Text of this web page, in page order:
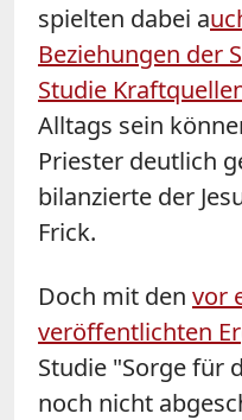
spielten dabei a
Beziehungen der
Studie
Alltags sein
Priester deutlich
bilanzierte der
Frick.
Doch mit den vor
veröffentlichten
Studie "Sorge für
noch nicht